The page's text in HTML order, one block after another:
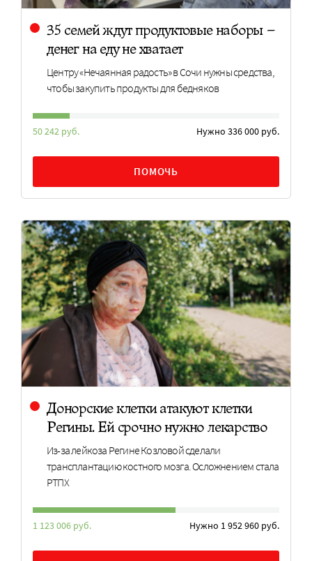
35 семей ждут продуктовые наборы –
денег на еду не хватает
Центру «Нечаянная радость» в Сочи нужны средства,
чтобы закупить продукты для бедняков
50 242 руб. Нужно 336 000 руб.
ПОМОЧЬ
Донорские клетки атакуют клетки
Регины. Ей срочно нужно лекарство
Из-за лейкоза Регине Козловой сделали
трансплантацию костного мозга. Осложнением стала
РТПХ
1 123 006 руб. Нужно 1 952 960 руб.